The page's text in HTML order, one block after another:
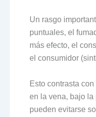
Un rasgo
puntuales, el
más efecto, el
el consumidor
Esto contrasta
en la vena, bajo la
pueden evitarse